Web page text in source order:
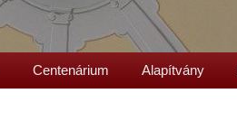
Centenárium Alapítvány